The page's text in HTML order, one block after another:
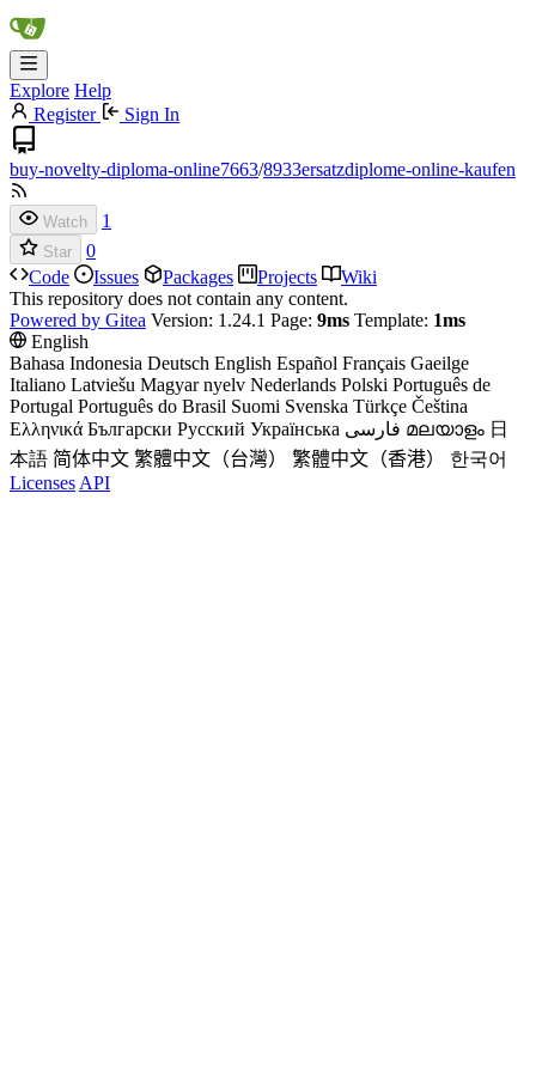
Explore Help
Register
Sign In
buy-novelty-diploma-online7663/8933ersatzdiplome-online-kaufen
Watch 1
Star
0
Code
Issues Packages Projects
Wiki
This repository does not contain any content.
Powered by Gitea Version: 1.24.1 Page: 9ms Template: 1ms
English
Bahasa Indonesia Deutsch English Español Français Gaeilge
Italiano Latviešu Magyar nyelv Nederlands Polski Português de
Portugal Português do Brasil Suomi Svenska Türkçe Čeština
Ελληνικά Български Русский Українська فارسی മലയാളം 日
本語 简体中文 繁體中文（台灣） 繁體中文（香港）
한국어
Licenses API